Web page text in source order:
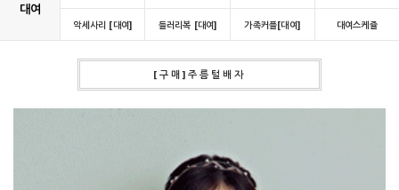
대여
악세사리 [대여] 들러리복 [대여] 가족커플[대여] 대여스케쥴
[구매]주름털배자